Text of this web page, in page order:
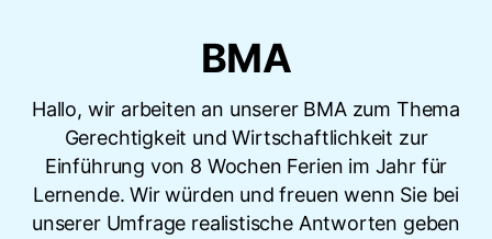
BMA
Hallo, wir arbeiten an unserer BMA zum Thema
Gerechtigkeit und Wirtschaftlichkeit zur
Einführung von 8 Wochen Ferien im Jahr für
Lernende. Wir würden und freuen wenn Sie bei
unserer Umfrage realistische Antworten geben